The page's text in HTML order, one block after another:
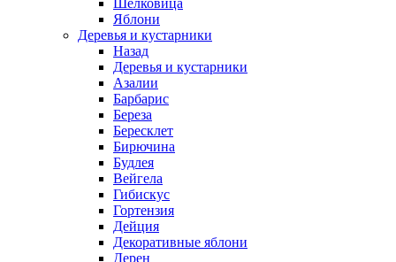
Шелковица
Яблони
Деревья и кустарники
Назад
Деревья и кустарники
Азалии
Барбарис
Береза
Бересклет
Бирючина
Будлея
Вейгела
Гибискус
Гортензия
Дейция
Декоративные яблони
Дерен